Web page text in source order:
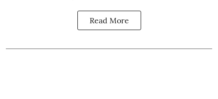
Read More